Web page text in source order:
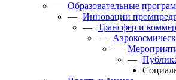
— Образовательные
— Инновации
— Трансфер и
—
—
—